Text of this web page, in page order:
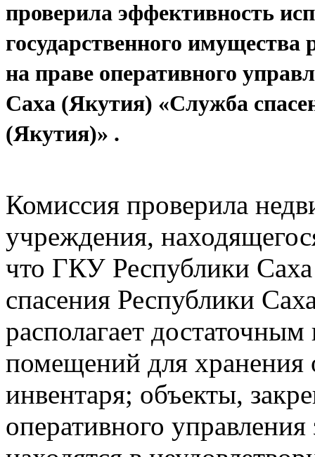
проверила эффективность
государственного имущества
на праве оперативного
Саха (Якутия) «Служба
(Якутия)» .
Комиссия проверила
учреждения,
что ГКУ Республики
спасения Республики
располагает
помещений для хранения
инвентаря; объекты,
оперативного